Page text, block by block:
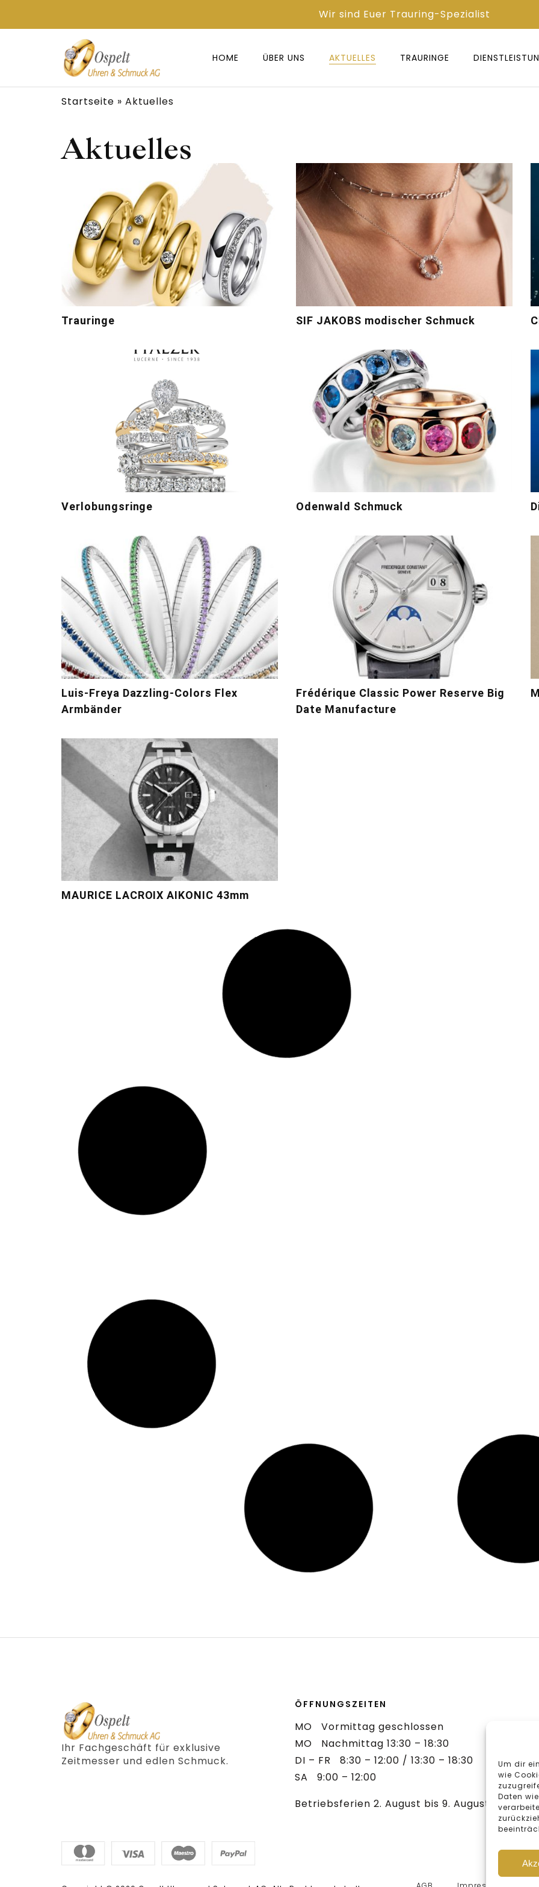
Um dir
wie
Daten
Wir sind Euer Trauring-Spezialist
HOME ÜBER UNS AKTUELLES TRAURINGE
Startseite » Aktuelles
Aktuelles
Trauringe SIF JAKOBS modischer Schmuck
Verlobungsringe Odenwald Schmuck
Luis-Freya Dazzling-Colors Flex
Armbänder
Frédérique Classic Power Reserve Big
Date Manufacture
MAURICE LACROIX AIKONIC 43mm
Ihr Fachgeschäft für exklusive
Zeitmesser und edlen Schmuck.
ÖFFNUNGSZEITEN
MO Vormittag geschlossen
MO Nachmittag 13:30 – 18:30
DI – FR 8:30 – 12:00 / 13:30 – 18:30
SA 9:00 – 12:00
Betriebsferien 2. August bis 9. August 2026